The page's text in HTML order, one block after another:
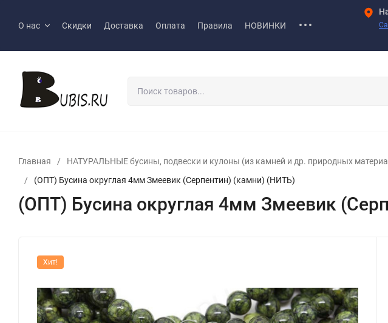
О нас Скидки Доставка Оплата Правила НОВИНКИ
Главная / НАТУРАЛЬНЫЕ бусины, подвески и кулоны (из камней и др. природных
/
(ОПТ) Бусина округлая 4мм Змеевик (Серпентин) (камни) (НИТЬ)
(ОПТ) Бусина округлая 4мм Змеевик
Хит!